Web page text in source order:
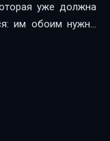
уже должна
им обоим нужно